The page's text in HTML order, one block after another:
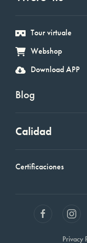
Tour virtuale
Webshop
Download APP
Blog
Calidad
Certificaciones
Privacy